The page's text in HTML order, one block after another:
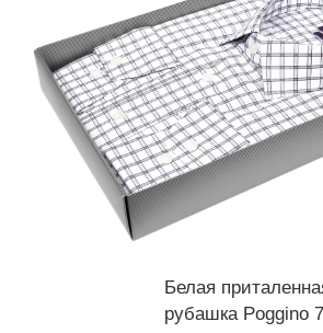
Белая
рубашка Poggino